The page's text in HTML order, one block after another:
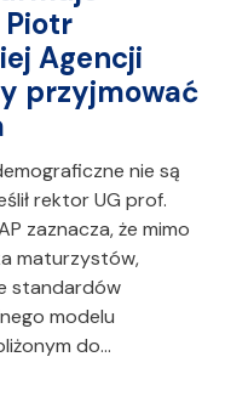
Piotr
Agencji
przyjmować
nie są
rektor UG prof.
zaznacza, że mimo
maturzystów,
standardów
modelu
do…